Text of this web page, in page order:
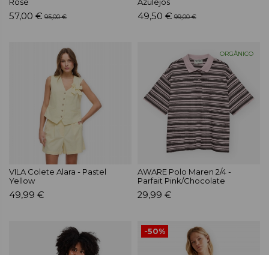
57,00 € 95,00 € 49,50 € 99,00 €
VILA Colete Alara - Pastel
Yellow
49,99 €
ORGÂNICO
AWARE Polo Maren 2/4 -
Parfait Pink/Chocolate
29,99 €
-50%